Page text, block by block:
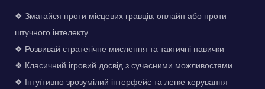
❖ Змагайся проти місцевих гравців, онлайн або проти
штучного інтелекту
❖ Розвивай стратегічне мислення та тактичні навички
❖ Класичний ігровий досвід з сучасними можливостями
❖ Інтуїтивно зрозумілий інтерфейс та легке керування